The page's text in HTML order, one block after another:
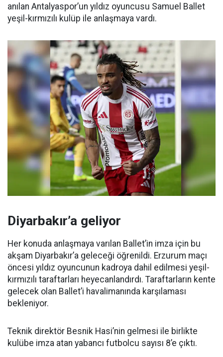
anılan Antalyaspor’un yıldız oyuncusu Samuel Ballet
yeşil-kırmızılı kulüp ile anlaşmaya vardı.
Diyarbakır’a geliyor
Her konuda anlaşmaya varılan Ballet’in imza için bu
akşam Diyarbakır’a geleceği öğrenildi. Erzurum maçı
öncesi yıldız oyuncunun kadroya dahil edilmesi yeşil-
kırmızılı taraftarları heyecanlandırdı. Taraftarların kente
gelecek olan Ballet’i havalimanında karşılaması
bekleniyor.
Teknik direktör Besnik Hasi’nin gelmesi ile birlikte
kulübe imza atan yabancı futbolcu sayısı 8’e çıktı.